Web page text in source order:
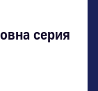
серия